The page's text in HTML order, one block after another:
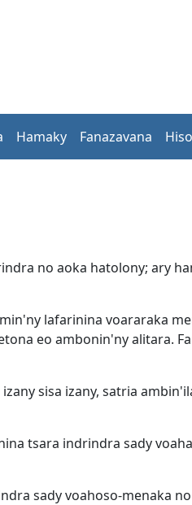
Hamaky Fanazavana
no aoka hatolony; ary
lafarinina voararaka
eo ambonin'ny alitara.
sisa izany, satria
tsara indrindra sady
sady voahoso-menaka